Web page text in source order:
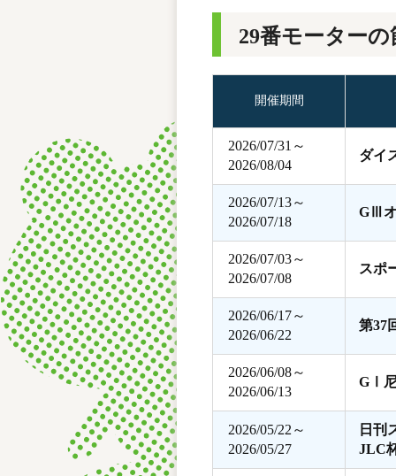
ボートデータ
29番モーターの
開催期間
2026/07/31～
2026/08/04
ダイ
2026/07/13～
2026/07/18
GⅢオ
2026/07/03～
2026/07/08
スポ
2026/06/17～
2026/06/22
第37
2026/06/08～
2026/06/13
GⅠ尼
2026/05/22～
2026/05/27
日刊
JLC